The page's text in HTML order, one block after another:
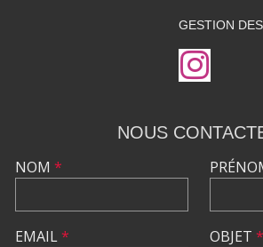
GESTION
NOUS
NOM *
EMAIL* OBJET *